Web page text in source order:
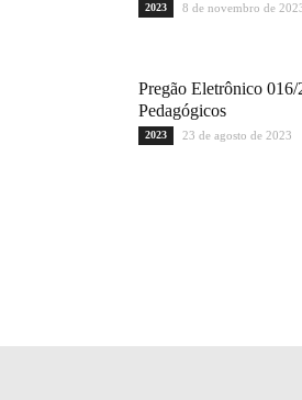
2023 8 de novembro de
Pregão Eletrônico
Pedagógicos
2023 23 de agosto de 2023